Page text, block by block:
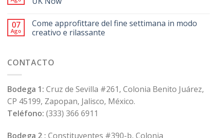
07
Ago
Come approfittare del fine settimana in modo
creativo e rilassante
CONTACTO
Bodega 1: Cruz de Sevilla #261, Colonia Benito Juárez,
CP 45199, Zapopan, Jalisco, México.
Teléfono: (333) 366 6911
Bodega 2 : Constituyentes #390-b, Colonia